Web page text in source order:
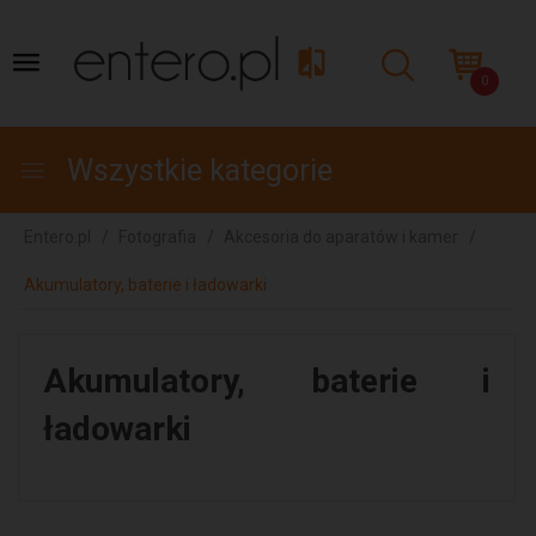
0
Wszystkie kategorie
Akumulatory, baterie i ładowarki
Akumulatory, baterie i
ładowarki